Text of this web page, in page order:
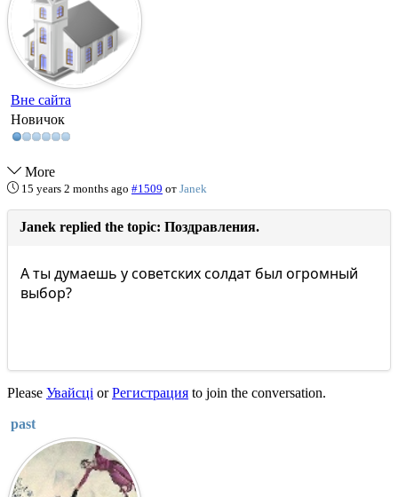
Вне сайта
Новичок
More
15 years 2 months ago #1509 от Janek
Janek replied the topic: Поздравления.
А ты думаешь у советских солдат был огромный
выбор?
Please Увайсці orРегистрация to join the conversation.
past